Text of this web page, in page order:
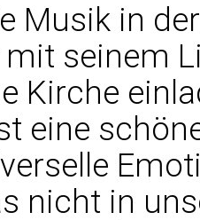
Musik in
mit seinem
Kirche
eine
nicht in